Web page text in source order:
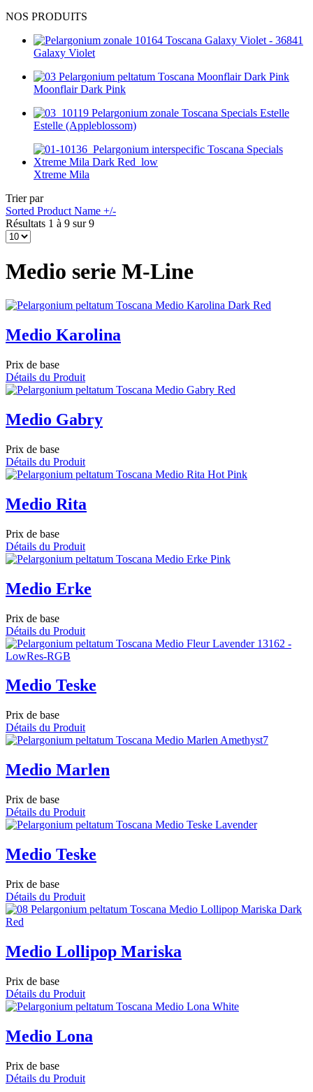
NOS PRODUITS
Galaxy Violet
Moonflair Dark Pink
Estelle (Appleblossom)
Xtreme Mila
Trier par
Sorted Product Name +/-
Résultats 1 à 9 sur 9
Medio serie M-Line
Medio Karolina
Prix de base
Détails du Produit
Medio Gabry
Prix de base
Détails du Produit
Medio Rita
Prix de base
Détails du Produit
Medio Erke
Prix de base
Détails du Produit
Medio Teske
Prix de base
Détails du Produit
Medio Marlen
Prix de base
Détails du Produit
Medio Teske
Prix de base
Détails du Produit
Medio Lollipop Mariska
Prix de base
Détails du Produit
Medio Lona
Prix de base
Détails du Produit